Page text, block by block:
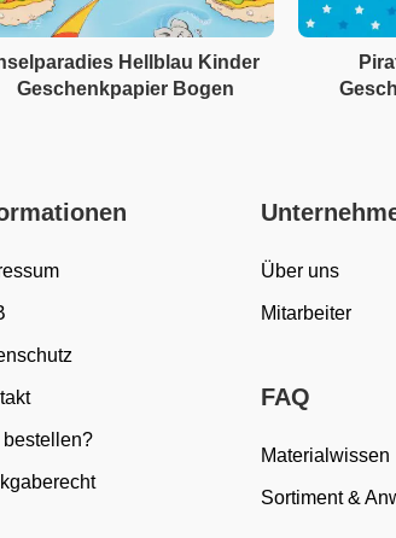
Hellblau Kinder
Geschenkpapier Bogen
Über uns
Mitarbeiter
FAQ
Materialwissen
Sortiment &